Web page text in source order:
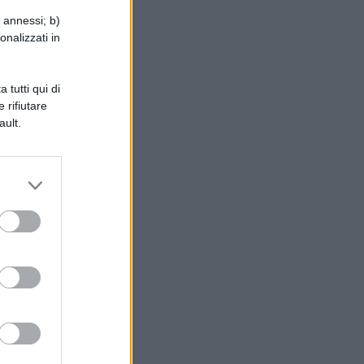
b)
in
tutti qui di
rifiutare